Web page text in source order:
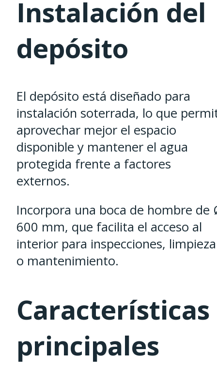
Instalación del
depósito
El depósito está diseñado para
instalación soterrada, lo que
aprovechar mejor el espacio
disponible y mantener el agua
protegida frente a factores
externos.
Incorpora una boca de hombre de
600 mm, que facilita el acceso al
interior para inspecciones, limpieza
o mantenimiento.
Características
principales